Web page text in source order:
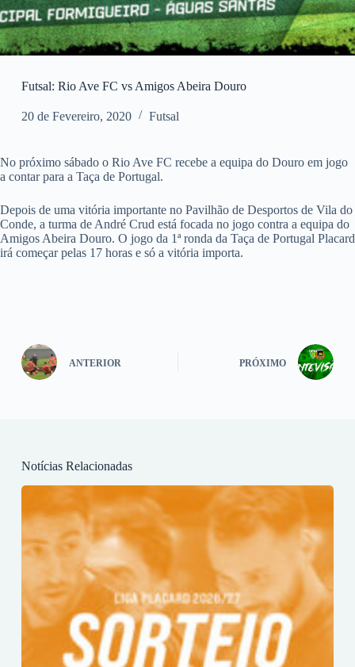
Futsal: Rio Ave FC vs Amigos Abeira Douro
20 de Fevereiro, 2020 Futsal
No próximo sábado o Rio Ave FC recebe a equipa do Douro em jogo
a contar para a Taça de Portugal.
Depois de uma vitória importante no Pavilhão de Desportos de Vila do
Conde, a turma de André Crud está focada no jogo contra a equipa do
Amigos Abeira Douro. O jogo da 1ª ronda da Taça de Portugal Placard
irá começar pelas 17 horas e só a vitória importa.
ANTERIOR PRÓXIMO
Notícias Relacionadas